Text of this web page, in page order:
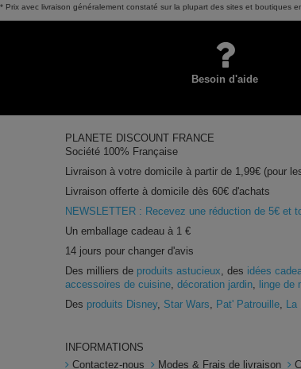
* Prix avec livraison généralement constaté sur la plupart des sites et boutiques
Besoin d'aide
PLANETE DISCOUNT FRANCE
Société 100% Française
Livraison à votre domicile à partir de 1,99€ (pour
Livraison offerte à domicile dès 60€ d'achats
NEWSLETTER : Recevez une réduction de 5€ et
Un emballage cadeau à 1 €
14 jours pour changer d'avis
Des milliers de produits astucieux , des idées
accessoires de cuisine ,décoration jardin linge de
Des produits Disney, Star Wars Pat' Patrouille
INFORMATIONS
Contactez-nous
Modes & Frais de livraison